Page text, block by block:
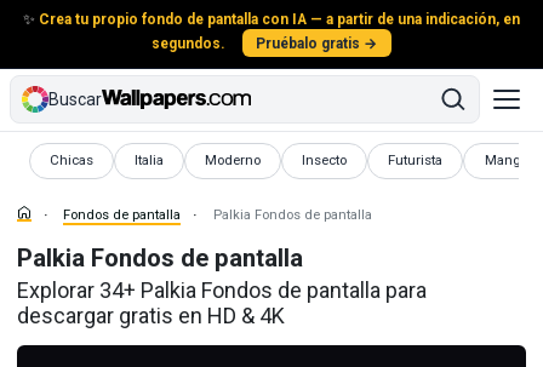
✨ Crea tu propio fondo de pantalla con IA — a partir de una indicación, en
segundos.
Pruébalo gratis →
Buscar
Chicas
Fondos de pantalla
Italia
Fondos de pantalla
Moderno
Fondos de pantallaInsecto
Fondos de pantalla
Futurista
Fondos de pantalla
Manga
Fondos
Fondos de pantalla Palkia Fondos de pantalla
Palkia Fondos de pantalla
Explorar 34+ Palkia Fondos de pantalla para
descargar gratis en HD & 4K